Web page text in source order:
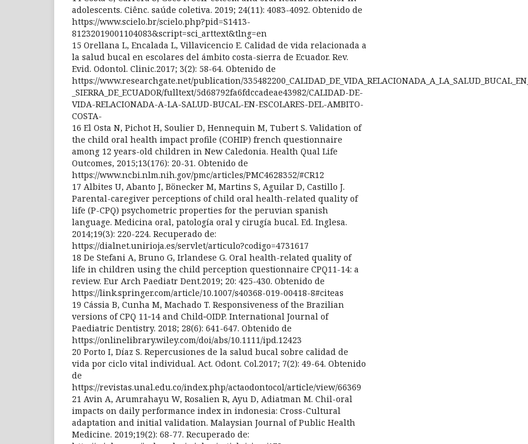
adolescents. Ciênc. saúde coletiva. 2019; 24(11): 4083-4092. Obtenido de
https://www.scielo.br/scielo.php?pid=S1413-
81232019001104083&script=sci_arttext&tlng=en
15 Orellana L, Encalada L, Villavicencio E. Calidad de vida relacionada a
la salud bucal en escolares del ámbito costa-sierra de Ecuador. Rev.
Evid. Odontol. Clinic.2017; 3(2): 58-64. Obtenido de
https://www.researchgate.net/publication/
_SIERRA_DE_ECUADOR/fulltext/5d68792fa6fdccadeae43982/CALIDAD-DE-
VIDA-RELACIONADA-A-LA-SALUD-BUCAL-EN-ESCOLARES-DEL-AMBITO-
COSTA-
16 El Osta N, Pichot H, Soulier D, Hennequin M, Tubert S. Validation of
the child oral health impact profile (COHIP) french questionnaire
among 12 years-old children in New Caledonia. Health Qual Life
Outcomes, 2015;13(176): 20-31. Obtenido de
https://www.ncbi.nlm.nih.gov/pmc/articles/PMC4628352/#CR12
17 Albites U, Abanto J, Bönecker M, Martins S, Aguilar D, Castillo J.
Parental-caregiver perceptions of child oral health-related quality of
life (P-CPQ) psychometric properties for the peruvian spanish
language. Medicina oral, patología oral y cirugía bucal. Ed. Inglesa.
2014;19(3): 220-224. Recuperado de:
https://dialnet.unirioja.es/servlet/articulo?codigo=4731617
18 De Stefani A, Bruno G, Irlandese G. Oral health-related quality of
life in children using the child perception questionnaire CPQ11-14: a
review. Eur Arch Paediatr Dent.2019; 20: 425-430. Obtenido de
https://link.springer.com/article/10.1007/s40368-019-00418-8#citeas
19 Cássia B, Cunha M, Machado T. Responsiveness of the Brazilian
versions of CPQ 11‐14 and Child‐OIDP. International Journal of
Paediatric Dentistry. 2018; 28(6): 641-647. Obtenido de
https://onlinelibrary.wiley.com/doi/abs/10.1111/ipd.12423
20 Porto I, Díaz S. Repercusiones de la salud bucal sobre calidad de
vida por ciclo vital individual. Act. Odont. Col.2017; 7(2): 49-64. Obtenido
de
https://revistas.unal.edu.co/index.php/actaodontocol/article/view/66369
21 Avin A, Arumrahayu W, Rosalien R, Ayu D, Adiatman M. Chil-oral
impacts on daily performance index in indonesia: Cross-Cultural
adaptation and initial validation. Malaysian Journal of Public Health
Medicine. 2019;19(2): 68-77. Recuperado de: